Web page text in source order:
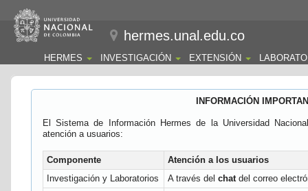
hermes.unal.edu.co
HERMES INVESTIGACIÓN EXTENSIÓN
INFORMACIÓN
El Sistema de Información Hermes de la Universidad
atención a usuarios:
Componente
Atención a los usuarios
Investigación y Laboratorios
A través del chatdel correo